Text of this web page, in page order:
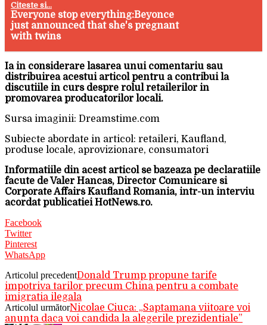
Citeste si...
Everyone stop everything:Beyonce
just announced that she's pregnant
with twins
Ia in considerare lasarea unui comentariu sau
distribuirea acestui articol pentru a contribui la
discutiile in curs despre rolul retailerilor in
promovarea producatorilor locali.
Sursa imaginii: Dreamstime.com
Subiecte abordate in articol: retaileri, Kaufland,
produse locale, aprovizionare, consumatori
Informatiile din acest articol se bazeaza pe declaratiile
facute de Valer Hancas, Director Comunicare si
Corporate Affairs Kaufland Romania, intr-un interviu
acordat publicatiei HotNews.ro.
Facebook
Twitter
Pinterest
WhatsApp
Articolul precedentDonald Trump propune tarife
impotriva tarilor precum China pentru a combate
imigratia ilegala
Articolul următorNicolae Ciuca: „Saptamana viitoare voi
anunta daca voi candida la alegerile prezidentiale”